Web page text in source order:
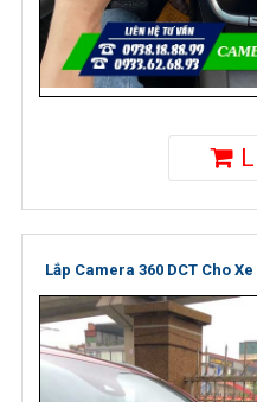
Lắp Camera 360 DCT Cho Xe